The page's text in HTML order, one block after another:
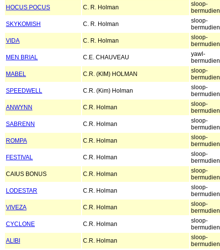
HOCUS POCUS
C. R. Holman
sloop-
bermudien
SKYKOMISH
C. R. Holman
sloop-
bermudien
VIDA
C. R. Holman
sloop-
bermudien
MEN BRIAL
C.E. CHAUVEAU
yawl-
bermudien
MABEL
C.R. (KIM) HOLMAN
sloop-
bermudien
SPEEDWELL
C.R. (Kim) Holman
sloop-
bermudien
ANWYNN
C.R. Holman
sloop-
bermudien
SABRENN
C.R. Holman
sloop-
bermudien
ROMPA
C.R. Holman
sloop-
bermudien
FESTIVAL
C.R. Holman
sloop-
bermudien
CAIUS BONUS
C.R. Holman
sloop-
bermudien
LODESTAR
C.R. Holman
sloop-
bermudien
VIVEZA
C.R. Holman
sloop-
bermudien
CYCLONE
C.R. Holman
sloop-
bermudien
ALIBI
C.R. Holman
sloop-
bermudien